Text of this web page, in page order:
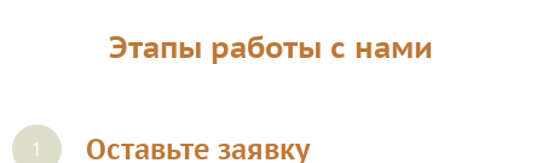
Этапы работы с нами
Оставьте заявку